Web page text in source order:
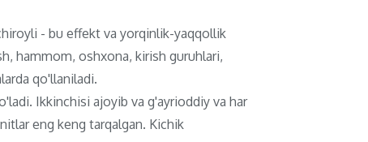
- bu effekt va yorqinlik-yaqqollik
hammom, oshxona, kirish guruhlari,
qo'llaniladi.
Ikkinchisi ajoyib va ​​g'ayrioddiy va har
eng keng tarqalgan. Kichik